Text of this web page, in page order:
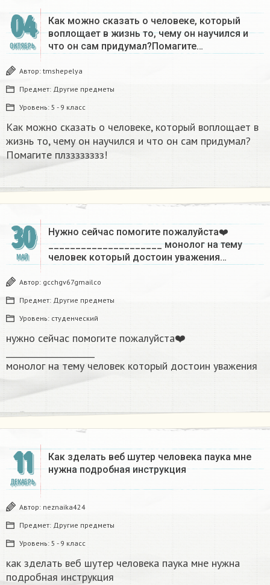
04
ОКТЯБРЬ
Как можно сказать о человеке, который
воплощает в жизнь то, чему он научился и
что он сам придумал?Помагите…
Автор: tmshepelya
Предмет: Другие предметы
Уровень: 5 - 9 класс
Как можно сказать о человеке, который воплощает в
жизнь то, чему он научился и что он сам придумал?
Помагите плзззззззз!​
30
МАЙ
Нужно сейчас помогите пожалуйста❤️
_____________________ монолог на тему
человек который достоин уважения…
Автор: gcchgv67gmailco
Предмет: Другие предметы
Уровень: студенческий
нужно сейчас помогите пожалуйста❤️
монолог на тему человек который достоин уважения
11
ДЕКАБРЬ
Как зделать веб шутер человека паука мне
нужна подробная инструкция ​
Автор: neznaika424
Предмет: Другие предметы
Уровень: 5 - 9 класс
как зделать веб шутер человека паука мне нужна
подробная инструкция ​